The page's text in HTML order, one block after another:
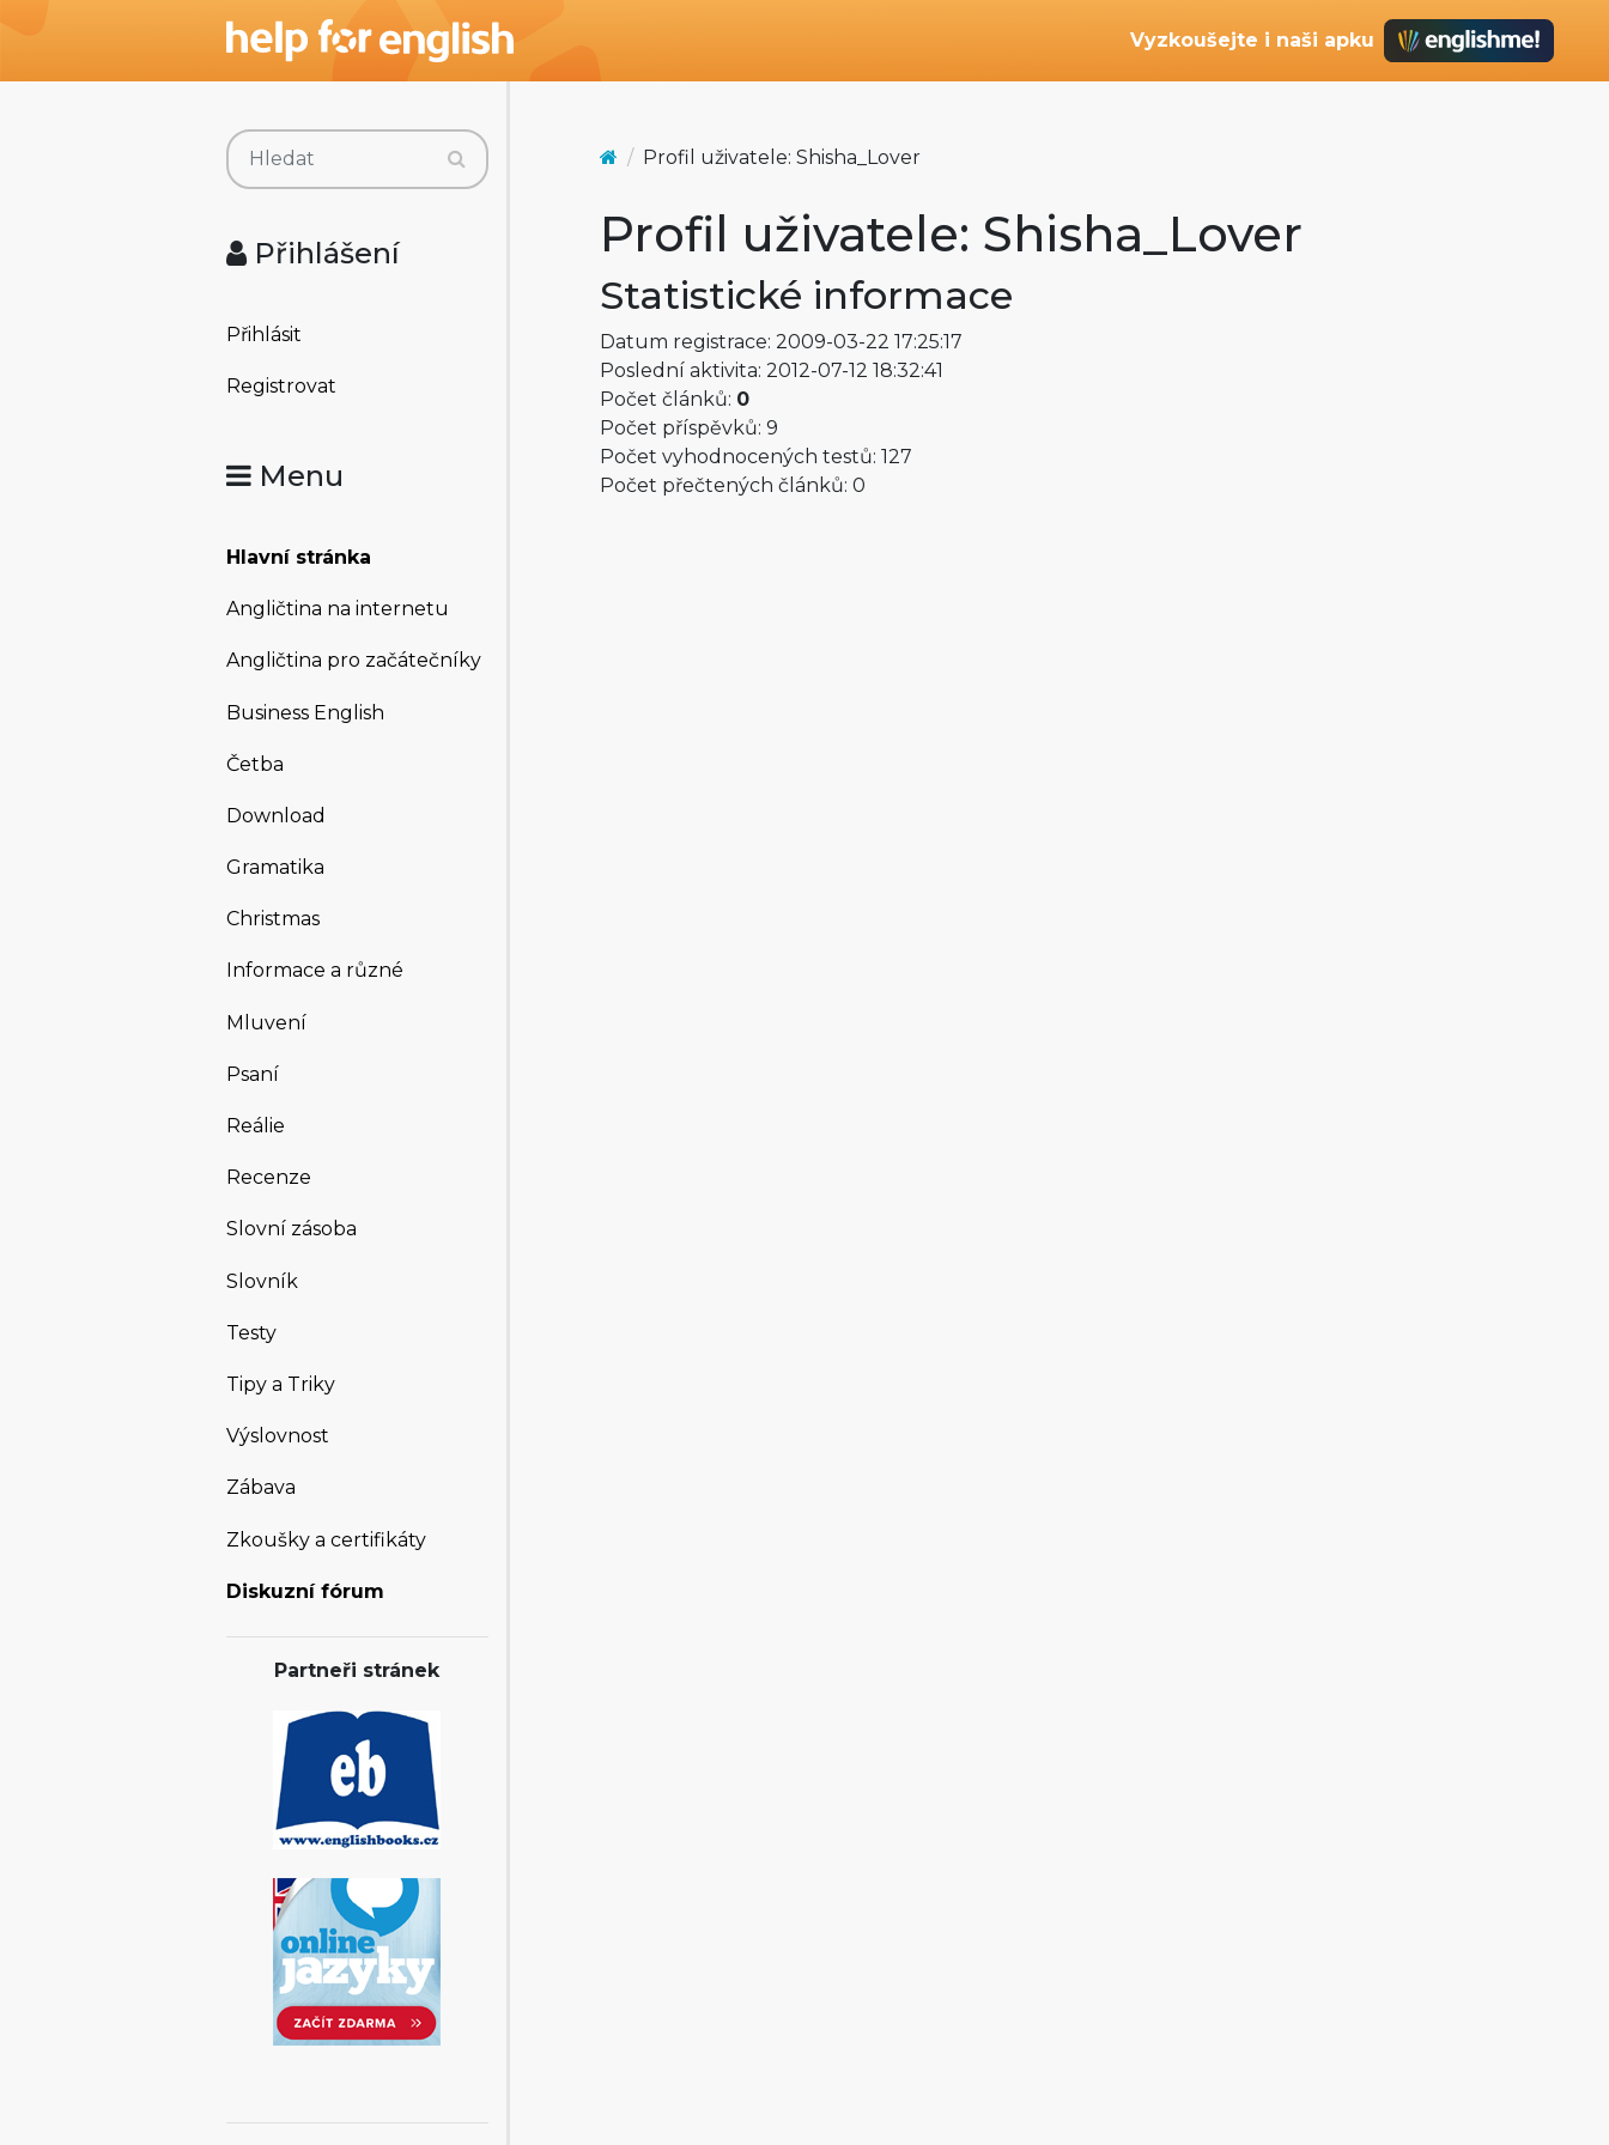
Vyzkoušejte i naši apku
Přihlášení
Přihlásit
Registrovat
Menu
Hlavní stránka
Angličtina na internetu
Angličtina pro začátečníky
Business English
Četba
Download
Gramatika
Christmas
Informace a různé
Mluvení
Psaní
Reálie
Recenze
Slovní zásoba
Slovník
Testy
Tipy a Triky
Výslovnost
Zábava
Zkoušky a certifikáty
Diskuzní fórum
Partneři stránek
Profil uživatele: Shisha_Lover
Profil uživatele: Shisha_Lover
Statistické informace
Datum registrace: 2009-03-22 17:25:17
Poslední aktivita: 2012-07-12 18:32:41
Počet článků: 0
Počet příspěvků: 9
Počet vyhodnocených testů: 127
Počet přečtených článků: 0